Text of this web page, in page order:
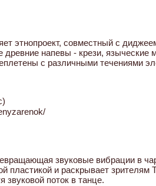
этнопроект, совместный с
древние напевы - крези,
с различными течениями
звуковые вибрации в
пластикой и раскрывает зрителям
звуковой поток в танце.